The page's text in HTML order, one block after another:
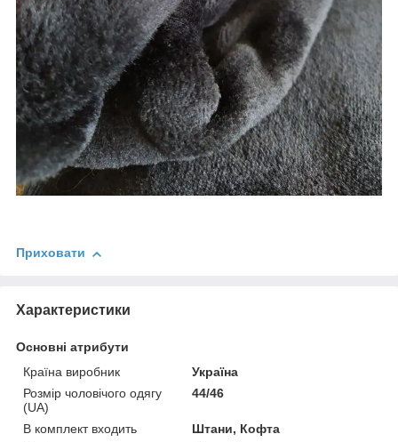
Приховати
Характеристики
Основні атрибути
Країна виробник
Україна
Розмір чоловічого одягу
(UA)
44/46
В комплект входить
Штани, Кофта